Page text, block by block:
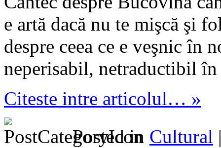
e artă dacă nu te mişcă şi
despre ceea ce e veşnic în
neperisabil, netraductibil
Citeste intre articolul… »
Posted in Cultural